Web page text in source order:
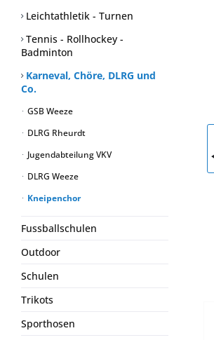
Leichtathletik - Turnen
Tennis - Rollhockey -
Badminton
Karneval, Chöre, DLRG und
Co.
GSB Weeze
DLRG Rheurdt
Jugendabteilung VKV
DLRG Weeze
Kneipenchor
Fussballschulen
Outdoor
Schulen
Trikots
Sporthosen